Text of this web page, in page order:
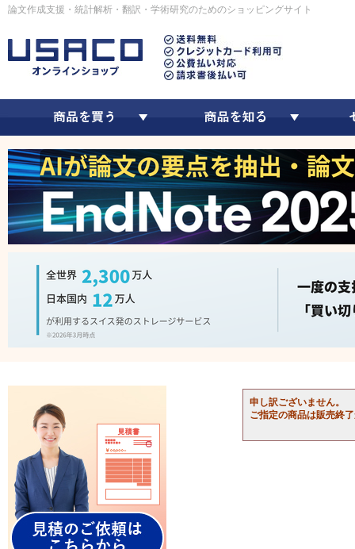
論文作成支援・統計解析・翻訳・学術研究のためのショッピングサイト
申し訳ございません。
ご指定の商品は販売終